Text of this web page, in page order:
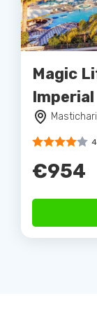
Magic
Imperial
€954